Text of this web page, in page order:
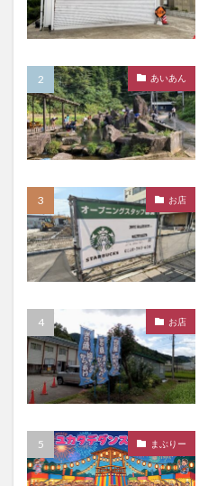
あいあん
お店
お店
まぶりー